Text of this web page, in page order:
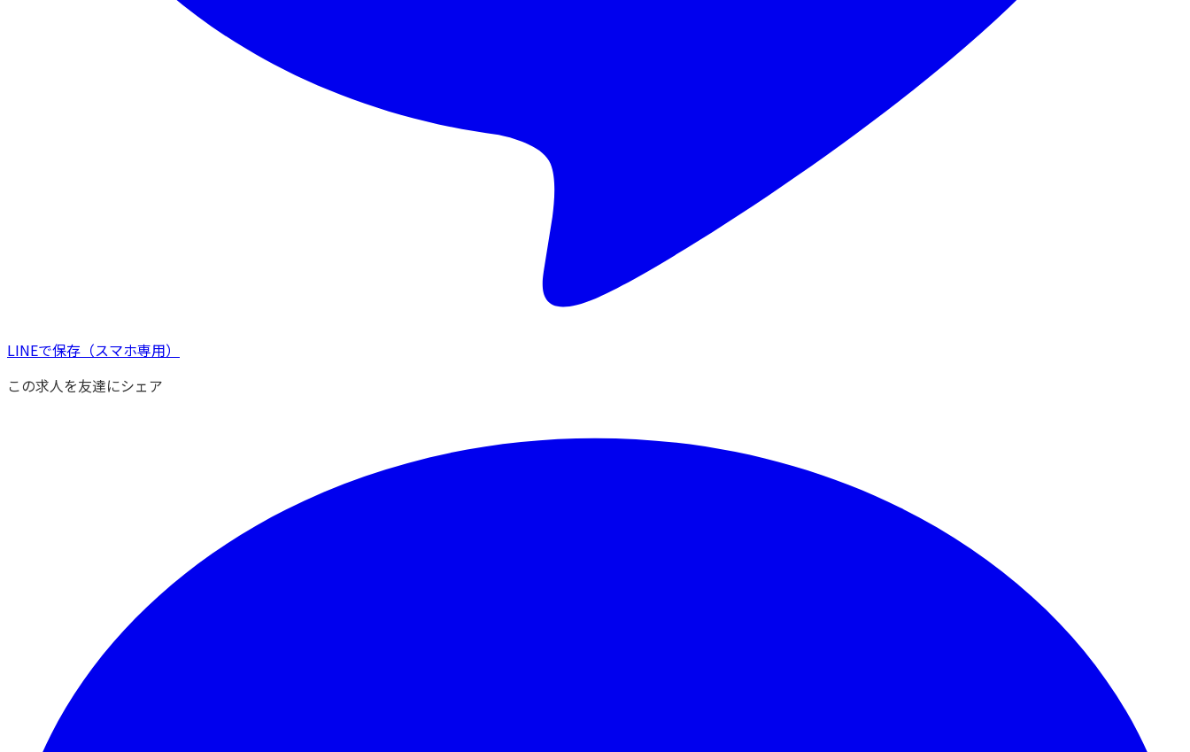
LINEで保存 （スマホ専用）
この求人を友達にシェア